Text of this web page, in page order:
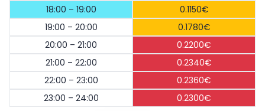
18:00 – 19:00
0.1150€
19:00 – 20:00
0.1780€
20:00 – 21:00
0.2200€
21:00 – 22:00
0.2340€
22:00 – 23:00
0.2360€
23:00 – 24:00
0.2300€